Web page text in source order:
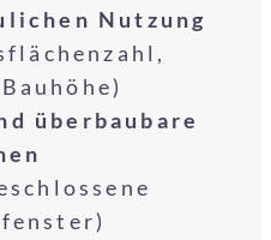
Nutzung
überbaubare